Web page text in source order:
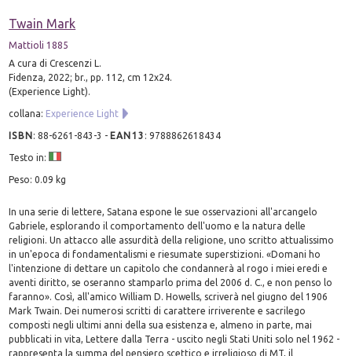
Twain Mark
Mattioli 1885
A cura di Crescenzi L.
Fidenza, 2022; br., pp. 112, cm 12x24.
(Experience Light).
collana: Experience Light
ISBN:88-6261-843-3 - EAN13 :9788862618434
Testo in:
Peso: 0.09 kg
In una serie di lettere, Satana espone le sue osservazioni all'arcangelo
Gabriele, esplorando il comportamento dell'uomo e la natura delle
religioni. Un attacco alle assurdità della religione, uno scritto attualissimo
in un'epoca di fondamentalismi e riesumate superstizioni. «Domani ho
l'intenzione di dettare un capitolo che condannerà al rogo i miei eredi e
aventi diritto, se oseranno stamparlo prima del 2006 d. C., e non penso lo
faranno». Così, all'amico William D. Howells, scriverà nel giugno del 1906
Mark Twain. Dei numerosi scritti di carattere irriverente e sacrilego
composti negli ultimi anni della sua esistenza e, almeno in parte, mai
pubblicati in vita, Lettere dalla Terra - uscito negli Stati Uniti solo nel 1962 -
rappresenta la summa del pensiero scettico e irreligioso di MT, il